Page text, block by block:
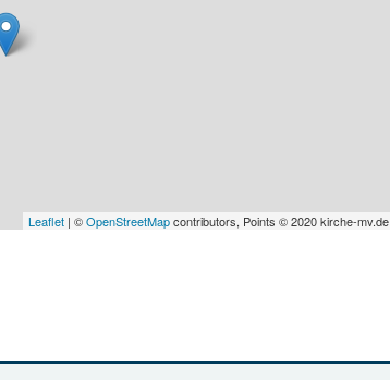
Leaflet| ©OpenStreetMapcontributors, Points © 2020 kirche-mv.de